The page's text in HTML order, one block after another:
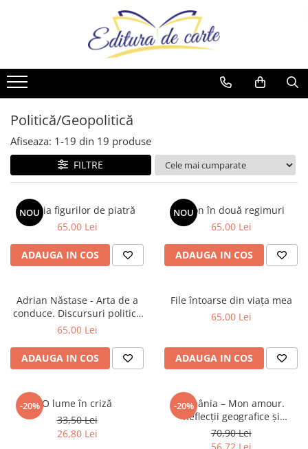
Toate Produsele
Comunicate
Capital
Evenimentul Zilei
Cărți
Artă
Beletristică
Cele mai vândute
Cărți pentru copii
Drept/Legislație
Filosofie
Gastronomie
Istorie
Istorie/Critica
Reviste
Comunicate
Cărți
Reviste
Politică/Geopolitică
Afiseaza: 1-19 din 19 produse
FILTRE
NOU
Galeria figurilor de piatră
65,00 Lei
ADAUGA IN COS
NOU
Spion în două regimuri
65,00 Lei
ADAUGA IN COS
Adrian Năstase - Arta de a
conduce. Discursuri politice
(2000-2013)
65,00 Lei
ADAUGA IN COS
File întoarse din viața mea
65,00 Lei
ADAUGA IN COS
-20%O lume în criză
33,50 Lei
26,80 Lei
-20%
România – Mon amour.
Reflecții geografice și
geopolitic
70,90 Lei